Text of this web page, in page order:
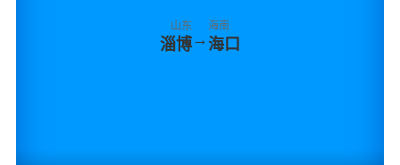
山东
淄博→
海南
海口